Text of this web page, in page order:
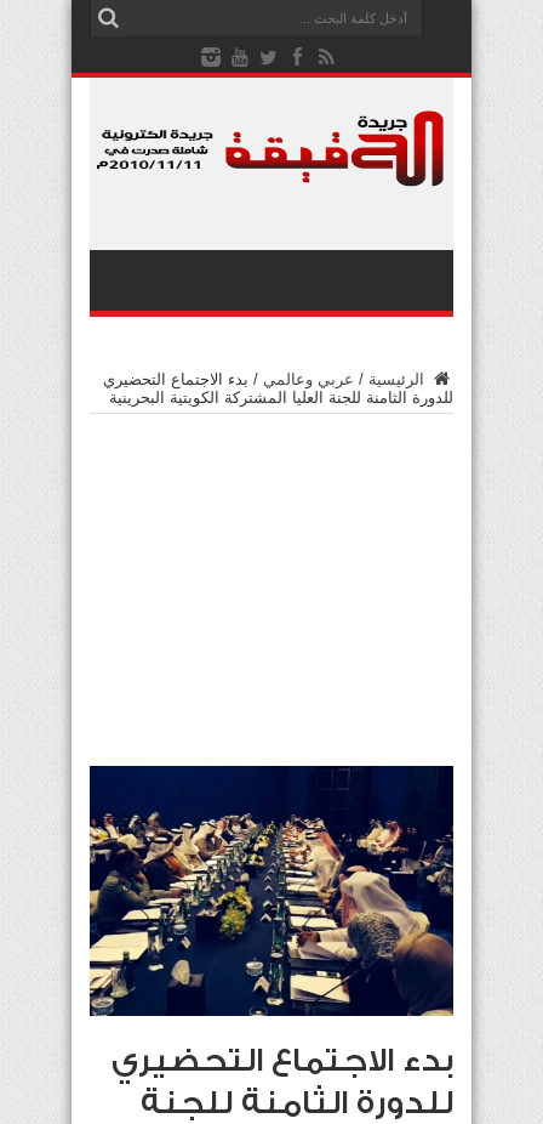
الرئيسية / عربي وعالمي / بدء الاجتماع التحضيري
للدورة الثامنة للجنة العليا المشتركة الكويتية البحرينية
بدء الاجتماع التحضيري
للدورة الثامنة للجنة